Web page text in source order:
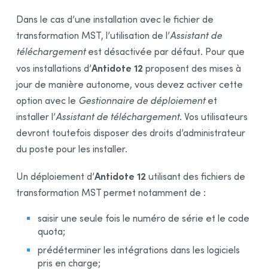
Création des paquets d’application
Désinstallation des éditions précédentes
Installation initiale
Assistant de téléchargement
Désinstallation
Déploiement de poste en poste
Préalables
Mise à jour
Désinstallation
Annexe A : Désinstallation d’une édition antérieure
Dans le cas d’une installation avec le fichier de
transformation MST, l’utilisation de l’Assistant de
téléchargementest désactivée par défaut. Pour que
vos installations d’Antidote 12 proposent des mises à
jour de manière autonome, vous devez activer cette
option avec le Gestionnaire de déploiementet
installer l’Assistant de téléchargement. Vos utilisateurs
devront toutefois disposer des droits d’administrateur
du poste pour les installer.
Un déploiement d’Antidote 12 utilisant des fichiers de
transformation MST permet notamment de :
saisir une seule fois le numéro de série et le code
quota;
prédéterminer les intégrations dans les logiciels
pris en charge;